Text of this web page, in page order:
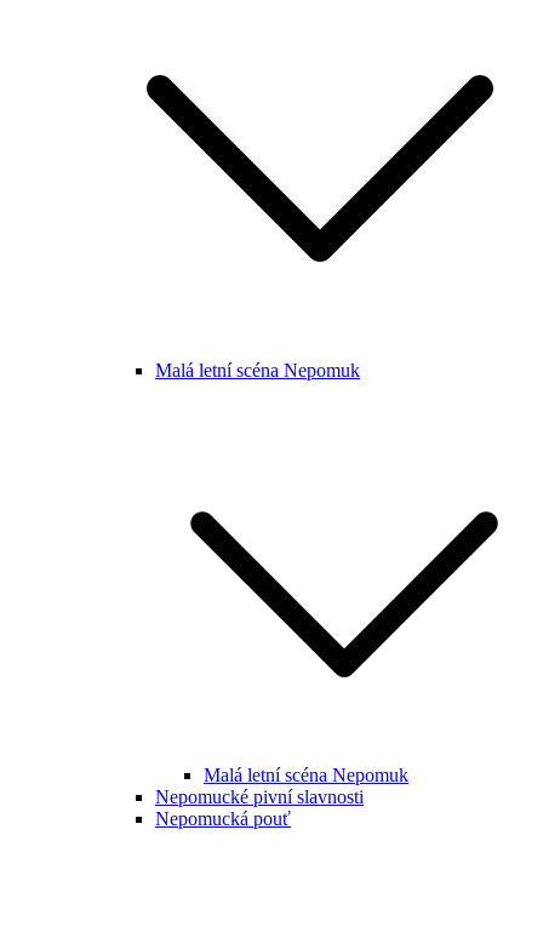
Malá letní scéna Nepomuk
Malá letní scéna Nepomuk
Nepomucké pivní slavnosti
Nepomucká pouť